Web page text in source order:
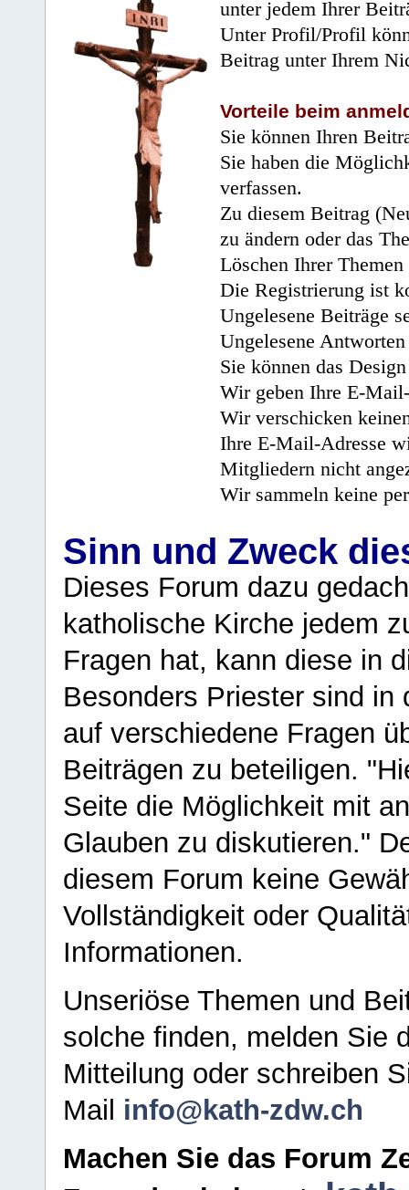
unter jedem Ihrer
Unter Profil/Profil
Beitrag unter Ihrem
Vorteile beim
Sie können Ihren
Sie haben die
verfassen.
Zu diesem Beitrag
zu ändern oder das
Löschen Ihrer
Die Registrierung ist
Ungelesene Beiträge
Ungelesene
Sie können das
Wir geben Ihre E-
Wir verschicken
Ihre E-Mail-Adresse
Mitgliedern nicht
Wir sammeln keine
Sinn und Zweck
Dieses Forum dazu
katholische Kirche jedem
Fragen hat, kann diese in
Besonders Priester sind in
auf verschiedene Fragen
Beiträgen zu beteiligen.
Seite die Möglichkeit mit
Glauben zu diskutieren."
diesem Forum keine
Vollständigkeit oder
Informationen.
Unseriöse Themen und
solche finden, melden Sie
Mitteilung oder schreiben
Mail info@kath-zdw.ch
Machen Sie das Forum